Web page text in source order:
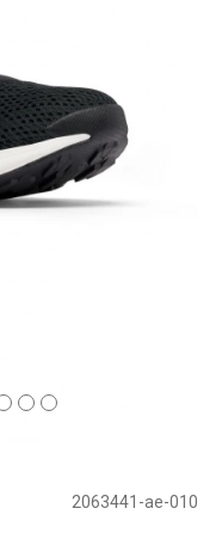
2063441-ae-010